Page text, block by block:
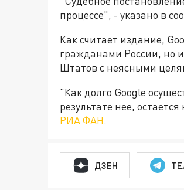
процессе", - указано в
Как считает издание,
гражданами России, но
Штатов с неясными
"Как долго Google
результате нее,
РИА ФАН.
ДЗЕН